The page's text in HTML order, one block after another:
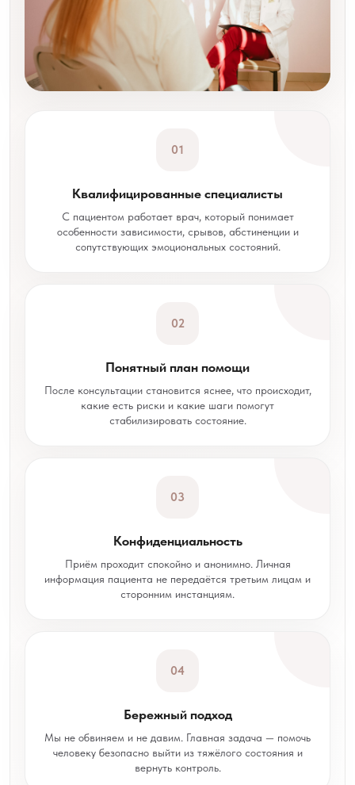
01
Квалифицированные специалисты
С пациентом работает врач, который понимает
особенности зависимости, срывов, абстиненции и
сопутствующих эмоциональных состояний.
02
Понятный план помощи
После консультации становится яснее, что происходит,
какие есть риски и какие шаги помогут
стабилизировать состояние.
03
Конфиденциальность
Приём проходит спокойно и анонимно. Личная
информация пациента не передаётся третьим лицам и
сторонним инстанциям.
04
Бережный подход
Мы не обвиняем и не давим. Главная задача — помочь
человеку безопасно выйти из тяжёлого состояния и
вернуть контроль.